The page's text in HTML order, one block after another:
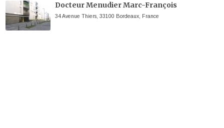
Docteur Menudier Marc-François
34 Avenue Thiers, 33100 Bordeaux, France